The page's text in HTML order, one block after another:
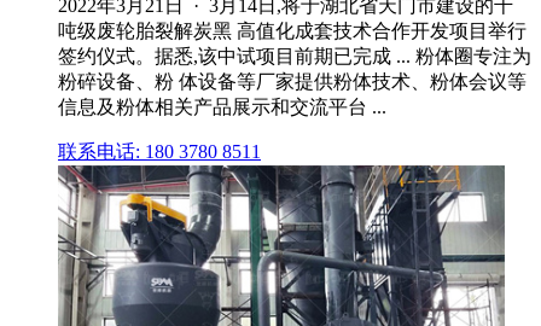
2022年3月21日 · 3月14日,将于湖北省天门市建设的千
吨级废轮胎裂解炭黑 高值化成套技术合作开发项目举行
签约仪式。据悉,该中试项目前期已完成 ... 粉体圈专注为
粉碎设备、粉 体设备等厂家提供粉体技术、粉体会议等
信息及粉体相关产品展示和交流平台 ...
联系电话: 180 3780 8511